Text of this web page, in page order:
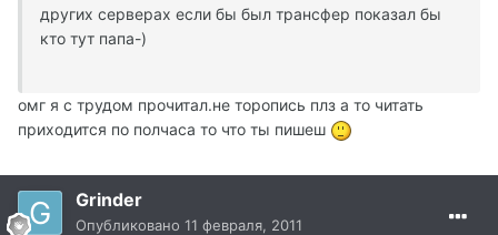
других серверах если бы был трансфер показал бы
кто тут папа-)
омг я с трудом прочитал.не торопись плз а то читать
приходится по полчаса то что ты пишеш
Grinder
Опубликовано 11 февраля, 2011